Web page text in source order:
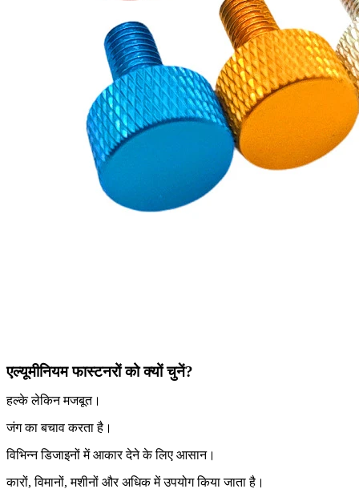
एल्यूमीनियम फास्टनरों को क्यों चुनें?
हल्के लेकिन मजबूत।
जंग का बचाव करता है।
विभिन्न डिजाइनों में आकार देने के लिए आसान।
कारों, विमानों, मशीनों और अधिक में उपयोग किया जाता है।